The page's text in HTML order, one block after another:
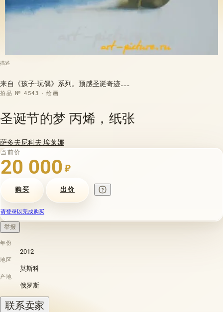
描述
来自《孩子-玩偶》系列。预感圣诞奇迹……
拍品 № 4543 · 绘画
圣诞节的梦 丙烯，纸张
萨多夫尼科夫 埃莱娜
当前价
20 000 ₽
购买 出价
请登录以完成购买
举报
年份
2012
地区
莫斯科
产地
俄罗斯
联系卖家